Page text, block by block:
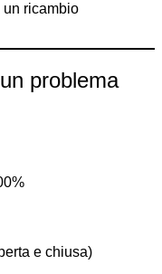
un ricambio
problema
e chiusa)